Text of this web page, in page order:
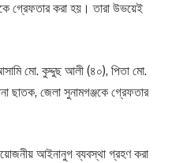
গ্রেফতার করা হয়। তারা উভয়েই
মো. কুদ্দুছ আলী (৪০), পিতা মো.
ছাতক, জেলা সুনামগঞ্জকে গ্রেফতার
আইনানুগ ব্যবস্থা গ্রহণ করা